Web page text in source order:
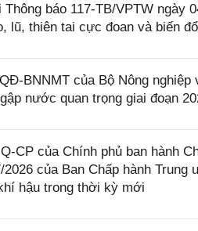
báo 117-TB/VPTW ngày
lũ, thiên tai cực đoan và biến
BNNMT của Bộ Nông
nước quan trọng giai đoạn
CP của Chính phủ ban hành
2026 của Ban Chấp hành
hậu trong thời kỳ mới